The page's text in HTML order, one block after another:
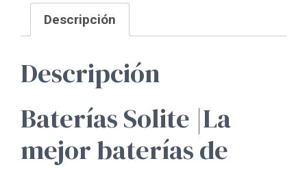
Descripción
Descripción
Baterías Solite |La
mejor baterías de